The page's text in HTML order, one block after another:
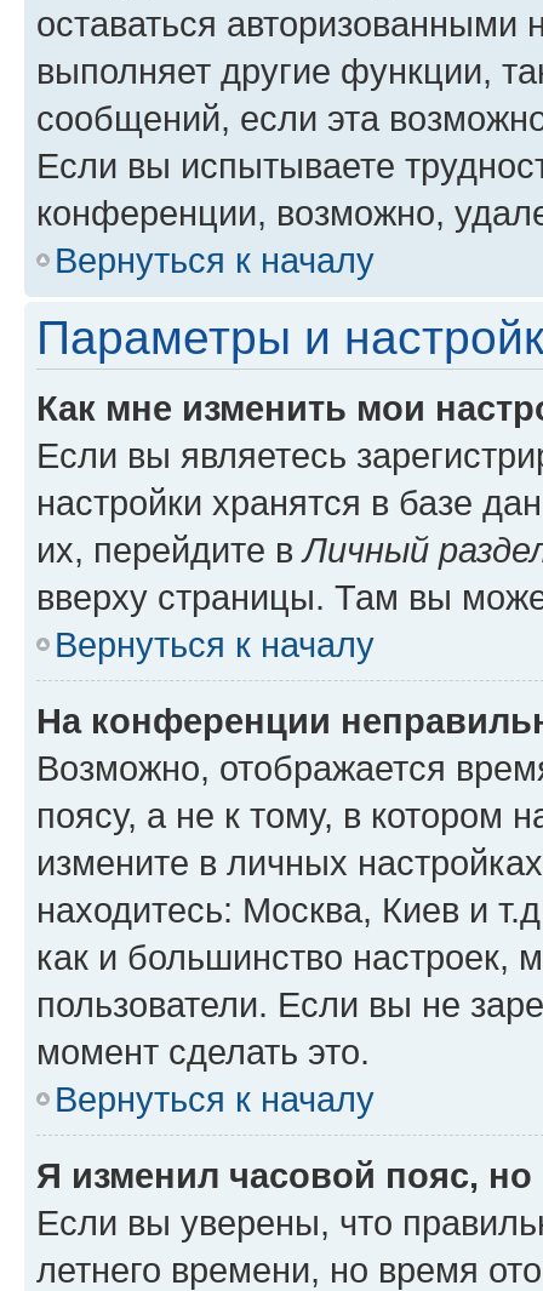
оставаться авторизованными
выполняет другие функции,
сообщений, если эта
Если вы испытываете
конференции, возможно,
Вернуться к началу
Параметры и
Как мне изменить мои
Если вы являетесь
настройки хранятся в базе
их, перейдите вЛичный
вверху страницы. Там вы
Вернуться к началу
На конференции
Возможно, отображается
поясу, а не к тому, в котором
измените в личных
находитесь: Москва, Киев и
как и большинство настроек,
пользователи. Если вы не
момент сделать это.
Вернуться к началу
Я изменил часовой пояс,
Если вы уверены, что
летнего времени, но время